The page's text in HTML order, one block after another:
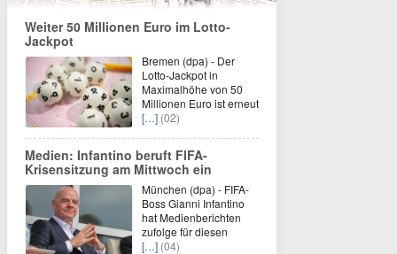
Weiter 50 Millionen Euro im Lotto-
Jackpot
Bremen (dpa) - Der
Lotto-Jackpot in
Maximalhöhe von 50
Millionen Euro ist erneut
[…] (02)
Medien: Infantino beruft FIFA-
Krisensitzung am Mittwoch ein
München (dpa) - FIFA-
Boss Gianni Infantino
hat Medienberichten
zufolge für diesen
[…] (04)